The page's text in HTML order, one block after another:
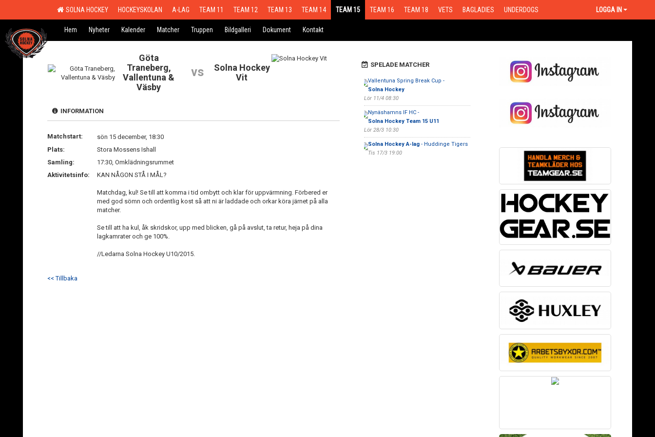
SOLNA HOCKEY HOCKEYSKOLAN A-LAG TEAM 11 TEAM 12 TEAM 13 TEAM 14 TEAM 15 TEAM 16 TEAM 18 VETS BAGLADIES UNDERDOGS LOGGA IN
Hem Nyheter Kalender Matcher Truppen Bildgalleri Dokument Kontakt
Göta
Traneberg,
Vallentuna &
Väsby
vs
Solna Hockey
Vit
INFORMATION
Matchstart:
sön 15 december, 18:30
Plats:
Stora Mossens Ishall
Samling:
17:30, Omklädningsrummet
Aktivitetsinfo:
KAN NÅGON STÅ I MÅL?
Matchdag, kul! Se till att komma i tid ombytt och klar för uppvärmning. Förbered er
med god sömn och ordentlig kost så att ni är laddade och orkar köra järnet på alla
matcher.
Se till att ha kul, åk skridskor, upp med blicken, gå på avslut, ta retur, heja på dina
lagkamrater och ge 100%.
//Ledarna Solna Hockey U10/2015.
<< Tillbaka
SPELADE MATCHER
Vallentuna Spring Break Cup -
Solna Hockey
Lör 11/4 08:30
Nynäshamns IF HC -
Solna Hockey Team 15 U11
Lör 28/3 10:30
Solna Hockey A-lag- Huddinge Tigers
Tis 17/3 19:00